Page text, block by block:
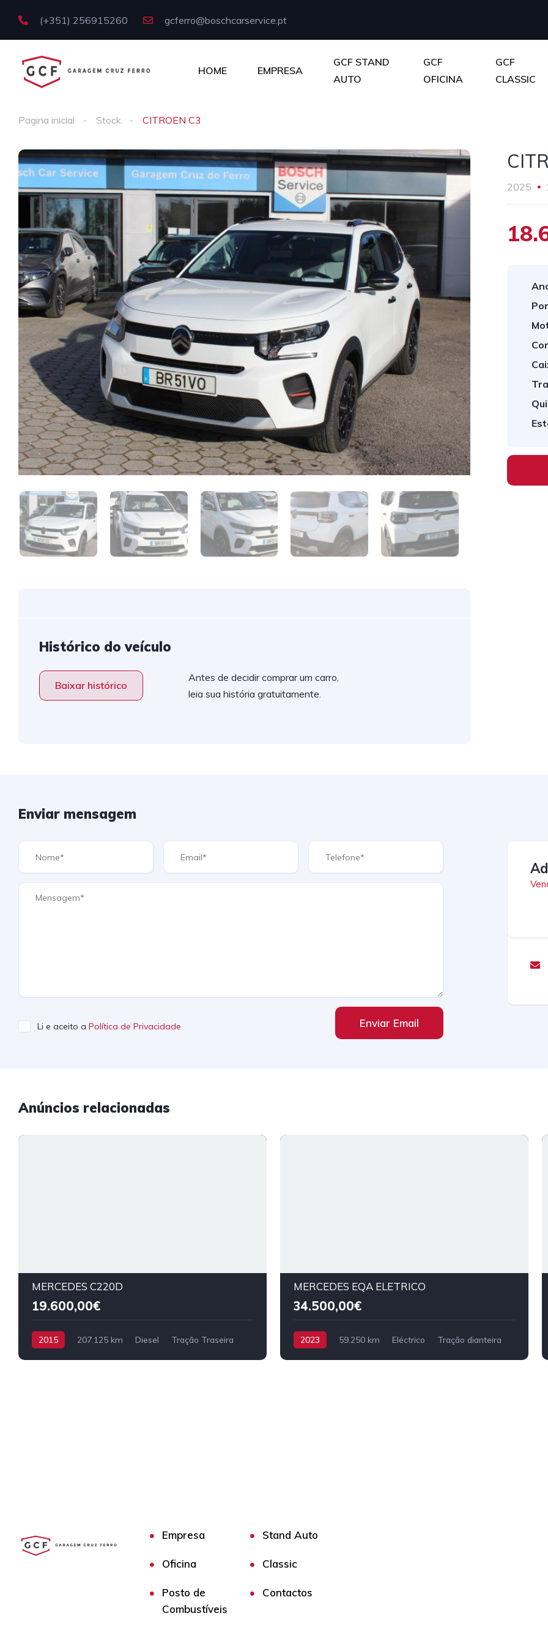
(+351) 256915260 gcferro@boschcarservice.pt
HOME EMPRESA
GCF STAND
AUTO
GCF
OFICINA
GCF
CLASSIC
Pagina inicial Stock CITROEN C3
Histórico do veículo
Baixar histórico
Antes de decidir comprar um carro,
leia sua história gratuitamente.
2025
Enviar mensagem
Li e aceito a Política de Privacidade Enviar Email
Anúncios relacionadas
MERCEDES C220D
19.600,00€
2015 207.125 km Diesel Tração Traseira
MERCEDES EQA ELETRICO
34.500,00€
2023 59.250 km Eléctrico Tração dianteira
Empresa Stand Auto
Oficina Classic
Posto de
Combustíveis
Contactos